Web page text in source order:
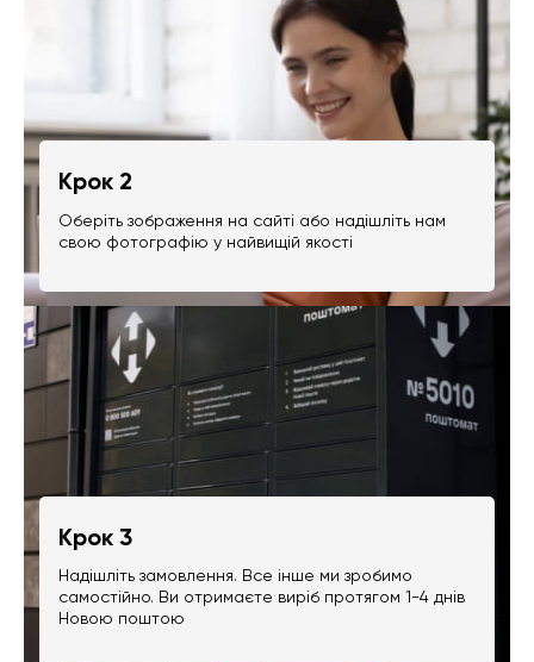
Крок 2
Оберіть зображення на сайті або надішліть нам
свою фотографію у найвищій якості
Крок 3
Надішліть замовлення. Все інше ми зробимо
самостійно. Ви отримаєте виріб протягом 1-4 днів
Новою поштою